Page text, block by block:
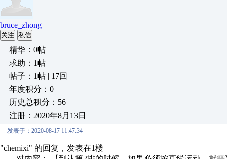
bruce_zhong
关注 私信
精华：0帖
求助：1帖
帖子：1帖 | 17回
年度积分：0
历史总积分：56
注册：2020年8月13日
发表于：2020-08-17 11:47:34
"chemixi" 的回复，发表在1楼